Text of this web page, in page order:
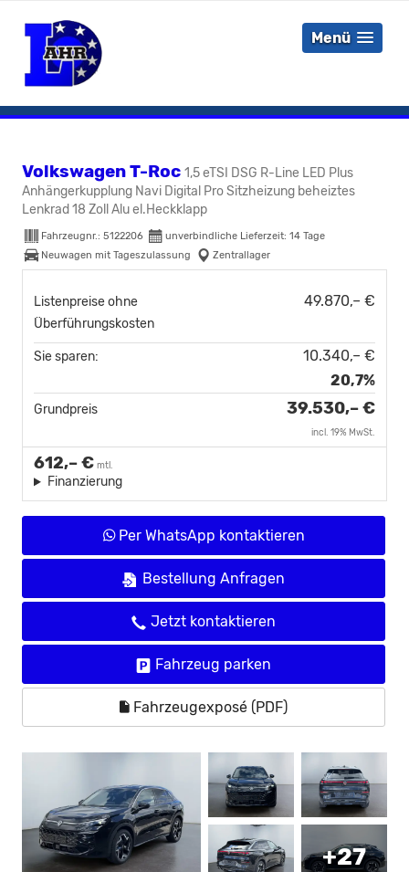
Menü
Volkswagen T-Roc 1,5 eTSI DSG R-Line LED Plus
Anhängerkupplung Navi Digital Pro Sitzheizung beheiztes
Lenkrad 18 Zoll Alu el.Heckklapp
Fahrzeugnr.: 5122206 unverbindliche Lieferzeit: 14 Tage
Neuwagen mit Tageszulassung
Zentrallager
Listenpreise ohne
Überführungskosten
49.870,– €
Sie sparen:
10.340,– €
20,7%
Grundpreis 39.530,– €
incl. 19% MwSt.
612,– € mtl.
Finanzierung
Per WhatsApp kontaktieren
Bestellung Anfragen
Jetzt kontaktieren
Fahrzeug parken
Fahrzeugexposé (PDF)
+27